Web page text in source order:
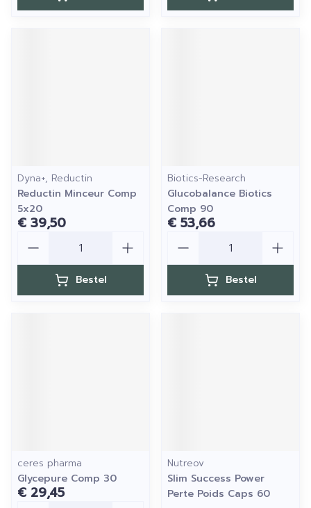
Dyna+, Reductin
Reductin Minceur Comp
5x20
€ 39,50
Bestel
Biotics-Research
Glucobalance Biotics
Comp 90
€ 53,66
Bestel
ceres pharma
Glycepure Comp 30
€ 29,45
Nutreov
Slim Success Power
Perte Poids Caps 60